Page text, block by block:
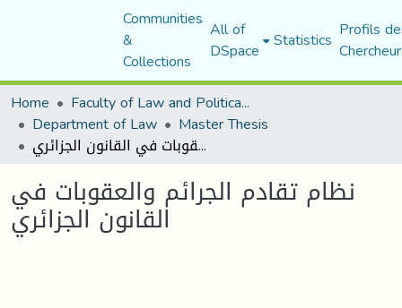
Communities
&
Collections
All of
DSpace Statistics Profils
Home
Faculty of Law and Political Science
Department of Law Master Thesis
نظام تقادم الجرائم والعقوبات في القانون الجزائري
نظام تقادم الجرائم والعقوبات في
القانون الجزائري